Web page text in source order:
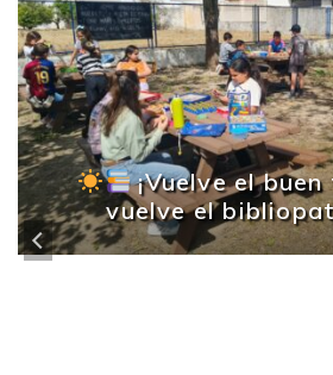
¡Vuelve el
vuelve el